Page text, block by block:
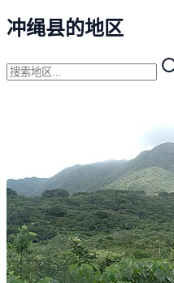
冲绳县的地区